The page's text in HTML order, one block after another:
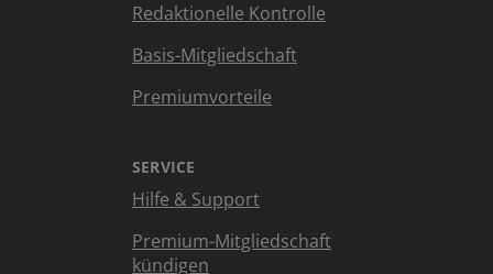
Redaktionelle Kontrolle
Basis-Mitgliedschaft
Premiumvorteile
SERVICE
Hilfe & Support
Premium-Mitgliedschaft
kündigen